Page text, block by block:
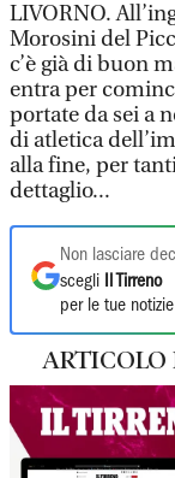
LIVORNO.
Morosini del
c’è già di buon
entra per
portate da sei a
di atletica
alla fine, per
dettaglio...
Non lasciare
scegli
Il Tirreno
per le tue
ARTICOLO